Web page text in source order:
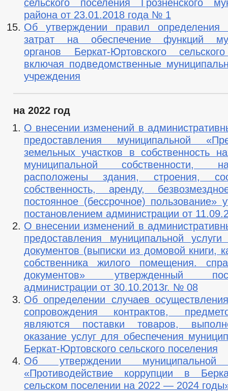
сельского поселения Грозненского
района от 23.01.2018 года № 1
Об утверждении правил определения
затрат на обеспечение функций
органов Беркат-Юртовского
включая подведомственные
учреждения
на 2022 год
О внесении изменений в
предоставления муниципальной
земельных участков в собственность
муниципальной собственности,
расположены здания, строения,
собственность, аренду,
постоянное (бессрочное) пользование»
постановлением администрации от
О внесении изменений в
предоставления муниципальной
документов (выписки из домовой книги,
собственника жилого помещения.
документов» утвержденный
администрации от 30.10.2013г. № 08
Об определении случаев осуществления
сопровождения контрактов,
являются поставки товаров,
оказание услуг для обеспечения
Беркат-Юртовского сельского поселения
Об утверждении муниципальной
«Противодействие коррупции в
сельском поселении на 2022 — 2024